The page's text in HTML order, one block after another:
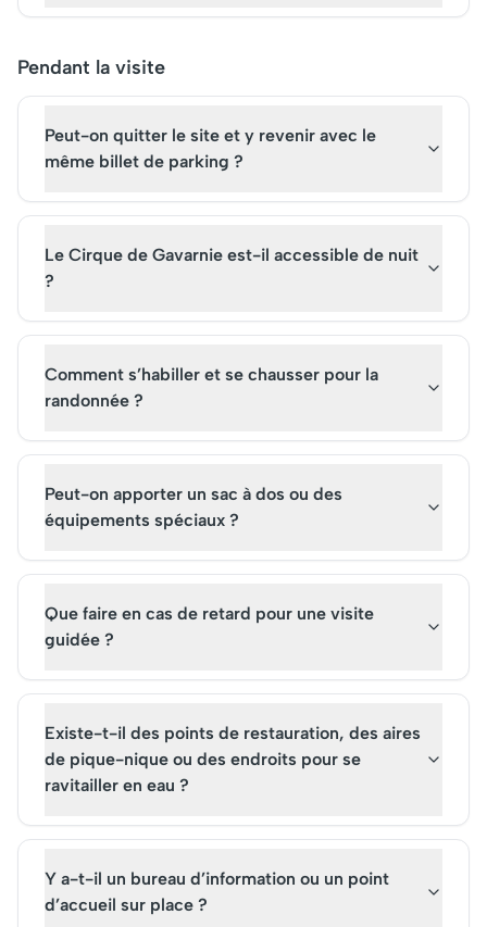
Pendant la visite
Peut-on quitter le site et y revenir avec le
même billet de parking ?
Le Cirque de Gavarnie est-il accessible de nuit
?
Comment s’habiller et se chausser pour la
randonnée ?
Peut-on apporter un sac à dos ou des
équipements spéciaux ?
Que faire en cas de retard pour une visite
guidée ?
Existe-t-il des points de restauration, des aires
de pique-nique ou des endroits pour se
ravitailler en eau ?
Y a-t-il un bureau d’information ou un point
d’accueil sur place ?